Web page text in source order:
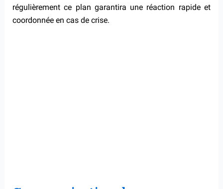
régulièrement ce plan garantira une réaction rapide et
coordonnée en cas de crise.